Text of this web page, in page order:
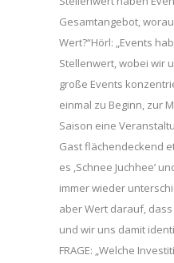
Gesamtangebot,
Wert?“Hörl: „Events
Stellenwert, wobei wir
große Events
einmal zu Beginn, zur
Saison eine
Gast flächendeckend
es ,Schnee Juchhee’
immer wieder
aber Wert darauf,
und wir uns damit
FRAGE: „Welche